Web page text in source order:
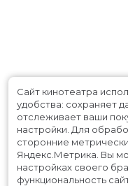
Сайт кинотеатра
удобства: сохраняет
отслеживает ваши
настройки. Для
сторонние
Яндекс.Метрика. Вы
настройках своего
функциональность